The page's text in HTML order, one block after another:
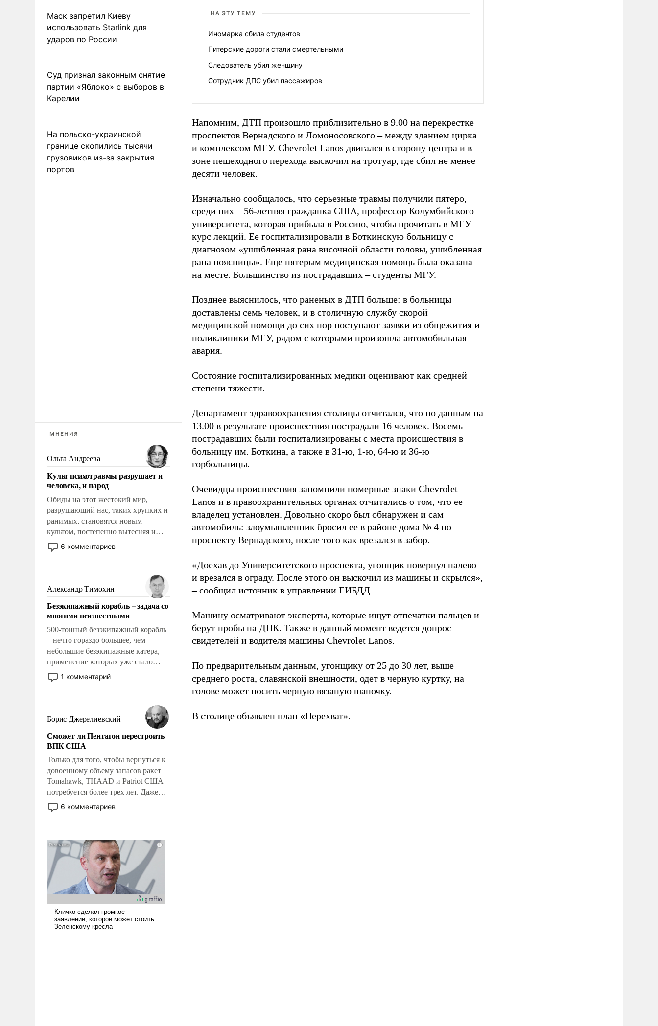
Маск запретил Киеву
использовать Starlink для
ударов по России
Суд признал законным снятие
партии «Яблоко» с выборов в
Карелии
На польско-украинской
границе скопились тысячи
грузовиков из-за закрытия
портов
МНЕНИЯ
Ольга Андреева
Культ психотравмы разрушает и
человека, и народ
Обиды на этот жестокий мир,
разрушающий нас, таких хрупких и
ранимых, становятся новым
культом, постепенно вытесняя и
отменяя традиционное требование к
человеку – быть мужественным и
на себя ответственность, помогать
слабым, идти вперед и
адаптироваться.
6 комментариев
Александр Тимохин
Безэкипажный корабль – задача со
многими неизвестными
500-тонный безэкипажный корабль
– нечто гораздо большее, чем
небольшие безэкипажные катера,
применение которых уже стало
обыденностью. Задача по созданию
такого корабля очень сложна и
реализация радикально поднимет
наши боевые возможности.
1 комментарий
Борис Джерелиевский
Сможет ли Пентагон перестроить
ВПК США
Только для того, чтобы вернуться к
довоенному объему запасов ракет
Tomahawk, THAAD и Patriot США
потребуется более трех лет. Даже
небольшая война с Ираном
опустошила американские
уязвимости США, например, перед
Китаем.
6 комментариев
НА ЭТУ ТЕМУ
Иномарка сбила студентов
Питерские дороги стали смертельными
Следователь убил женщину
Сотрудник ДПС убил пассажиров
Напомним, ДТП произошло приблизительно в 9.00 на перекрестке
проспектов Вернадского и Ломоносовского – между зданием цирка
и комплексом МГУ. Chevrolet Lanos двигался в сторону центра и в
зоне пешеходного перехода выскочил на тротуар, где сбил не менее
десяти человек.
Изначально сообщалось, что серьезные травмы получили пятеро,
среди них – 56-летняя гражданка США, профессор Колумбийского
университета, которая прибыла в Россию, чтобы прочитать в МГУ
курс лекций. Ее госпитализировали в Боткинскую больницу с
диагнозом «ушибленная рана височной области головы, ушибленная
рана поясницы». Еще пятерым медицинская помощь была оказана
на месте. Большинство из пострадавших – студенты МГУ.
Позднее выяснилось, что раненых в ДТП больше: в больницы
доставлены семь человек, и в столичную службу скорой
медицинской помощи до сих пор поступают заявки из общежития и
поликлиники МГУ, рядом с которыми произошла автомобильная
авария.
Состояние госпитализированных медики оценивают как средней
степени тяжести.
Департамент здравоохранения столицы отчитался, что по данным на
13.00 в результате происшествия пострадали 16 человек. Восемь
пострадавших были госпитализированы с места происшествия в
больницу им. Боткина, а также в 31-ю, 1-ю, 64-ю и 36-ю
горбольницы.
Очевидцы происшествия запомнили номерные знаки Chevrolet
Lanos и в правоохранительных органах отчитались о том, что ее
владелец установлен. Довольно скоро был обнаружен и сам
автомобиль: злоумышленник бросил ее в районе дома № 4 по
проспекту Вернадского, после того как врезался в забор.
«Доехав до Университетского проспекта, угонщик повернул налево
и врезался в ограду. После этого он выскочил из машины и скрылся»,
– сообщил источник в управлении ГИБДД.
Машину осматривают эксперты, которые ищут отпечатки пальцев и
берут пробы на ДНК. Также в данный момент ведется допрос
свидетелей и водителя машины Chevrolet Lanos.
По предварительным данным, угонщику от 25 до 30 лет, выше
среднего роста, славянской внешности, одет в черную куртку, на
голове может носить черную вязаную шапочку.
В столице объявлен план «Перехват».